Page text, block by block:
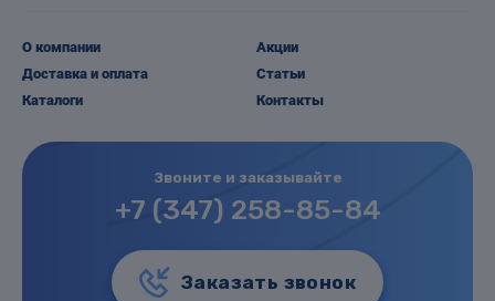
О компании
Доставка и оплата
Каталоги
Акции
Статьи
Контакты
Звоните и заказывайте
+7 (347) 258-85-84
Заказать звонок